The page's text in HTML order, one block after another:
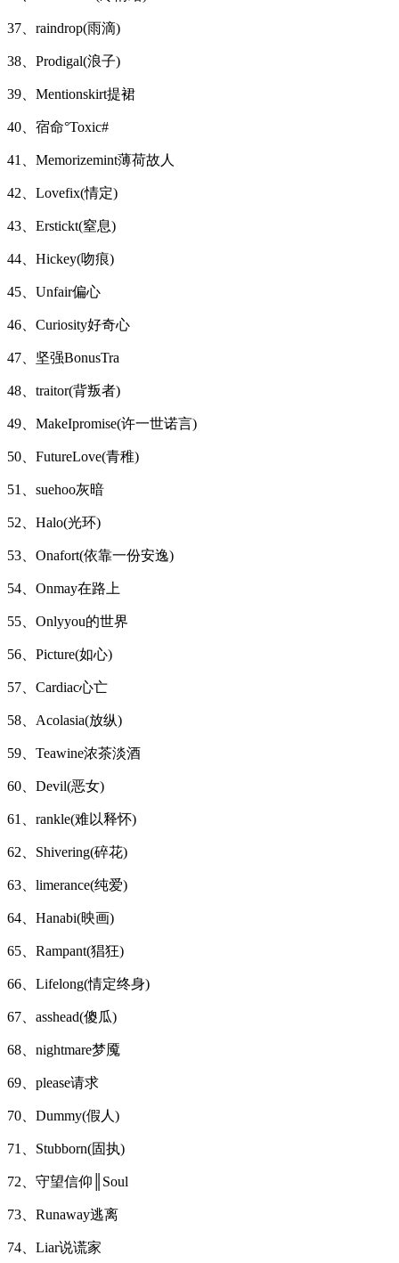
37、raindrop(雨滴)
38、Prodigal(浪子)
39、Mentionskirt提裙
40、宿命°Toxic#
41、Memorizemint薄荷故人
42、Lovefix(情定)
43、Erstickt(窒息)
44、Hickey(吻痕)
45、Unfair偏心
46、Curiosity好奇心
47、坚强BonusTra
48、traitor(背叛者)
49、MakeIpromise(许一世诺言)
50、FutureLove(青稚)
51、suehoo灰暗
52、Halo(光环)
53、Onafort(依靠一份安逸)
54、Onmay在路上
55、Onlyyou的世界
56、Picture(如心)
57、Cardiac心亡
58、Acolasia(放纵)
59、Teawine浓茶淡酒
60、Devil(恶女)
61、rankle(难以释怀)
62、Shivering(碎花)
63、limerance(纯爱)
64、Hanabi(映画)
65、Rampant(猖狂)
66、Lifelong(情定终身)
67、asshead(傻瓜)
68、nightmare梦魇
69、please请求
70、Dummy(假人)
71、Stubborn(固执)
72、守望信仰║Soul
73、Runaway逃离
74、Liar说谎家